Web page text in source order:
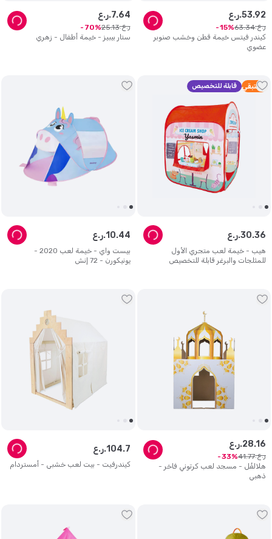
كيندر فيتس خيمة قطن وخشب صنوبر
عضوي
ر.ع.53.92
ر.ع. 63.34
15
ستار بيبيز - خيمة أطفال - زهري
ر.ع.7.64
ر.ع. 25.13
70
2 متبقي قابلة للتخصيص
هيب - خيمة لعب متجري الأول
للمثلجات والبرغر قابلة للتخصيص
ر.ع.30.36
بيست واي - خيمة لعب 2020 -
يونيكورن - 72 إنش
ر.ع.10.44
هلالفُل - مسجد لعب كرتوني فاخر -
ذهبي
ر.ع.28.16
ر.ع. 41.77
33
كيندرفيت - بيت لعب خشبي - أمستردام
ر.ع.104.7